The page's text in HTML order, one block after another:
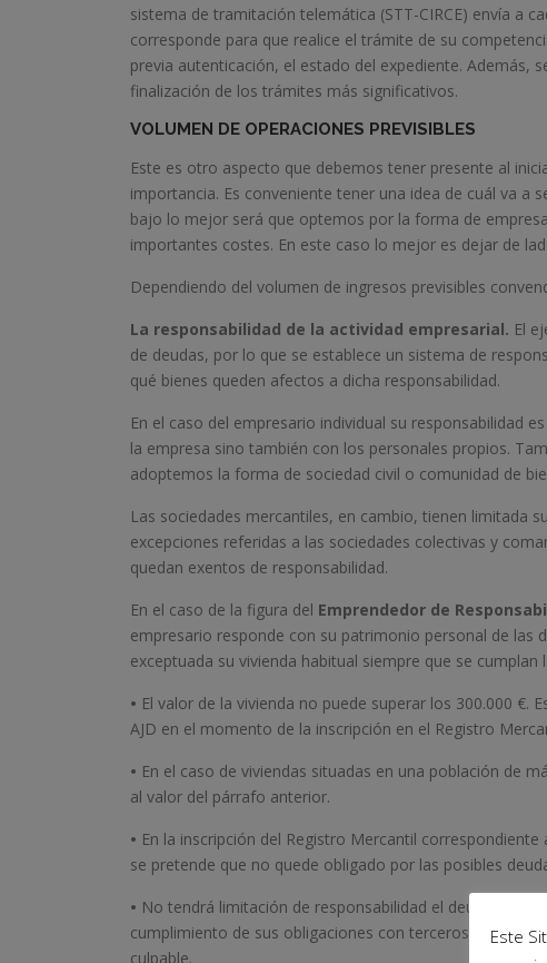
sistema de tramitación telemática (STT-CIRCE) envía a
corresponde para que realice el trámite de su
previa autenticación, el estado del expediente. Además,
finalización de los trámites más significativos.
VOLUMEN DE OPERACIONES PREVISIBLES
Este es otro aspecto que debemos tener presente al
importancia. Es conveniente tener una idea de cuál va a
bajo lo mejor será que optemos por la forma de
importantes costes. En este caso lo mejor es dejar de
Dependiendo del volumen de ingresos previsibles
La responsabilidad de la actividad empresarial. El
de deudas, por lo que se establece un sistema de
qué bienes queden afectos a dicha responsabilidad.
En el caso del empresario individual su responsabilidad
la empresa sino también con los personales propios.
adoptemos la forma de sociedad civil o comunidad de
Las sociedades mercantiles, en cambio, tienen limitada
excepciones referidas a las sociedades colectivas y
quedan exentos de responsabilidad.
En el caso de la figura del Emprendedor de
empresario responde con su patrimonio personal de las
exceptuada su vivienda habitual siempre que se cumplan
• El valor de la vivienda no puede superar los 300.000 €.
AJD en el momento de la inscripción en el Registro
• En el caso de viviendas situadas en una población de
al valor del párrafo anterior.
• En la inscripción del Registro Mercantil
se pretende que no quede obligado por las posibles
• No tendrá limitación de responsabilidad el deudor que
cumplimiento de sus obligaciones con terceros,
culpable.
Este